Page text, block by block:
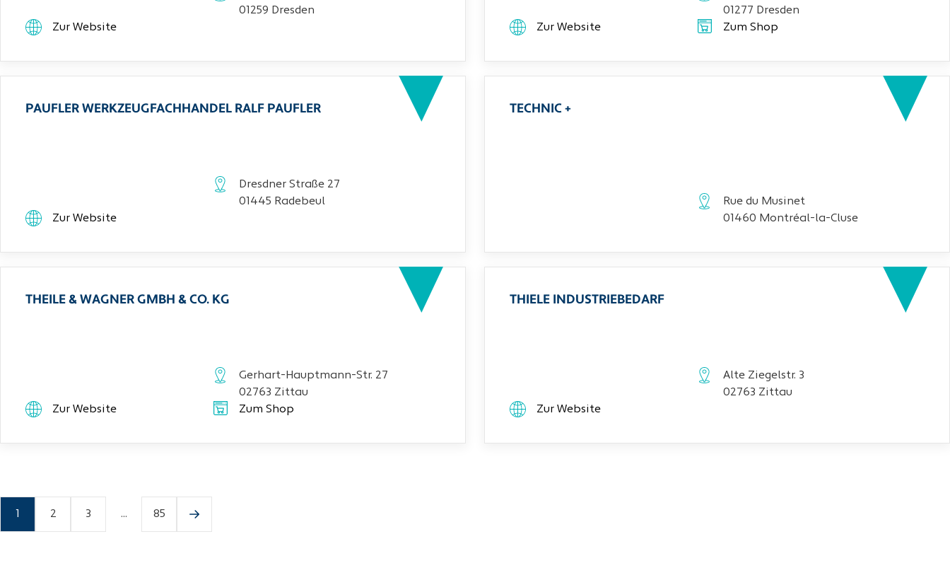
01259 Dresden
Zur Website
01277 Dresden
Zur Website
Zum Shop
PAUFLER WERKZEUGFACHHANDEL RALF PAUFLER
Dresdner Straße 27
01445 Radebeul
Zur Website
TECHNIC +
Rue du Musinet
01460 Montréal-la-Cluse
THEILE & WAGNER GMBH & CO. KG
Gerhart-Hauptmann-Str. 27
02763 Zittau
Zur Website
Zum Shop
THIELE INDUSTRIEBEDARF
Alte Ziegelstr. 3
02763 Zittau
Zur Website
2 3 ... 85